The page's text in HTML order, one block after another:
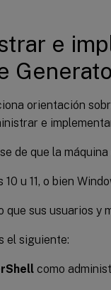
e
orientación
e
de que la
u 11, o bien
que sus usuarios y
el siguiente:
como